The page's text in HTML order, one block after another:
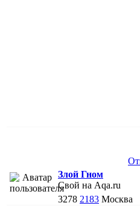
Злой Гном
Свой на Aqa.ru
3278 2183 Москва